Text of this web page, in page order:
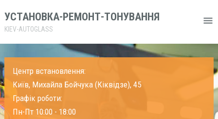
УСТАНОВКА-РЕМОНТ-ТОНУВАННЯ
KIEV-AUTOGLASS
Центр встановлення:
Київ, Михайла Бойчука (Кіквідзе), 45
Графік роботи:
Пн-Пт 10:00 - 18:00